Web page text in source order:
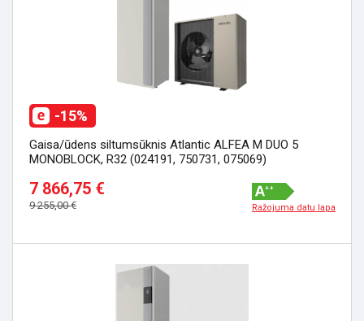
Gaisa/ūdens siltumsūknis Atlantic ALFEA M DUO 5
MONOBLOCK, R32 (024191, 750731, 075069)
7 866,75 €
9 255,00 €
-15%
Ražojuma datu lapa